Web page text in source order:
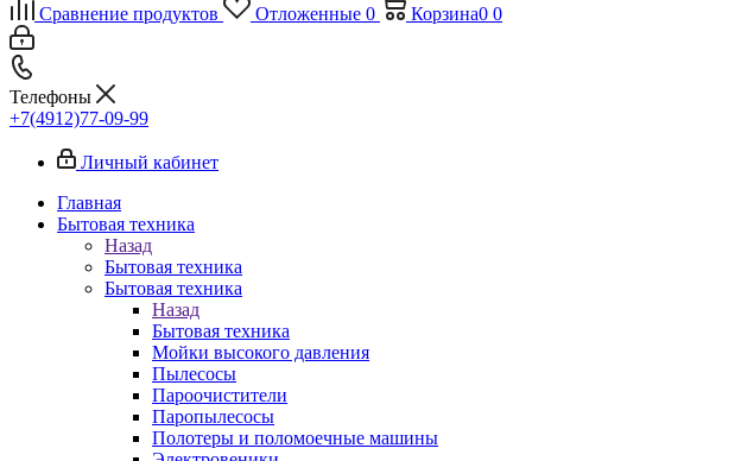
Сравнение продуктов Отложенные 0 Корзина0 0
Телефоны
+7(4912)77-09-99
Личный кабинет
Главная
Бытовая техника
Назад
Бытовая техника
Бытовая техника
Назад
Бытовая техника
Мойки высокого давления
Пылесосы
Пароочистители
Паропылесосы
Полотеры и поломоечные машины